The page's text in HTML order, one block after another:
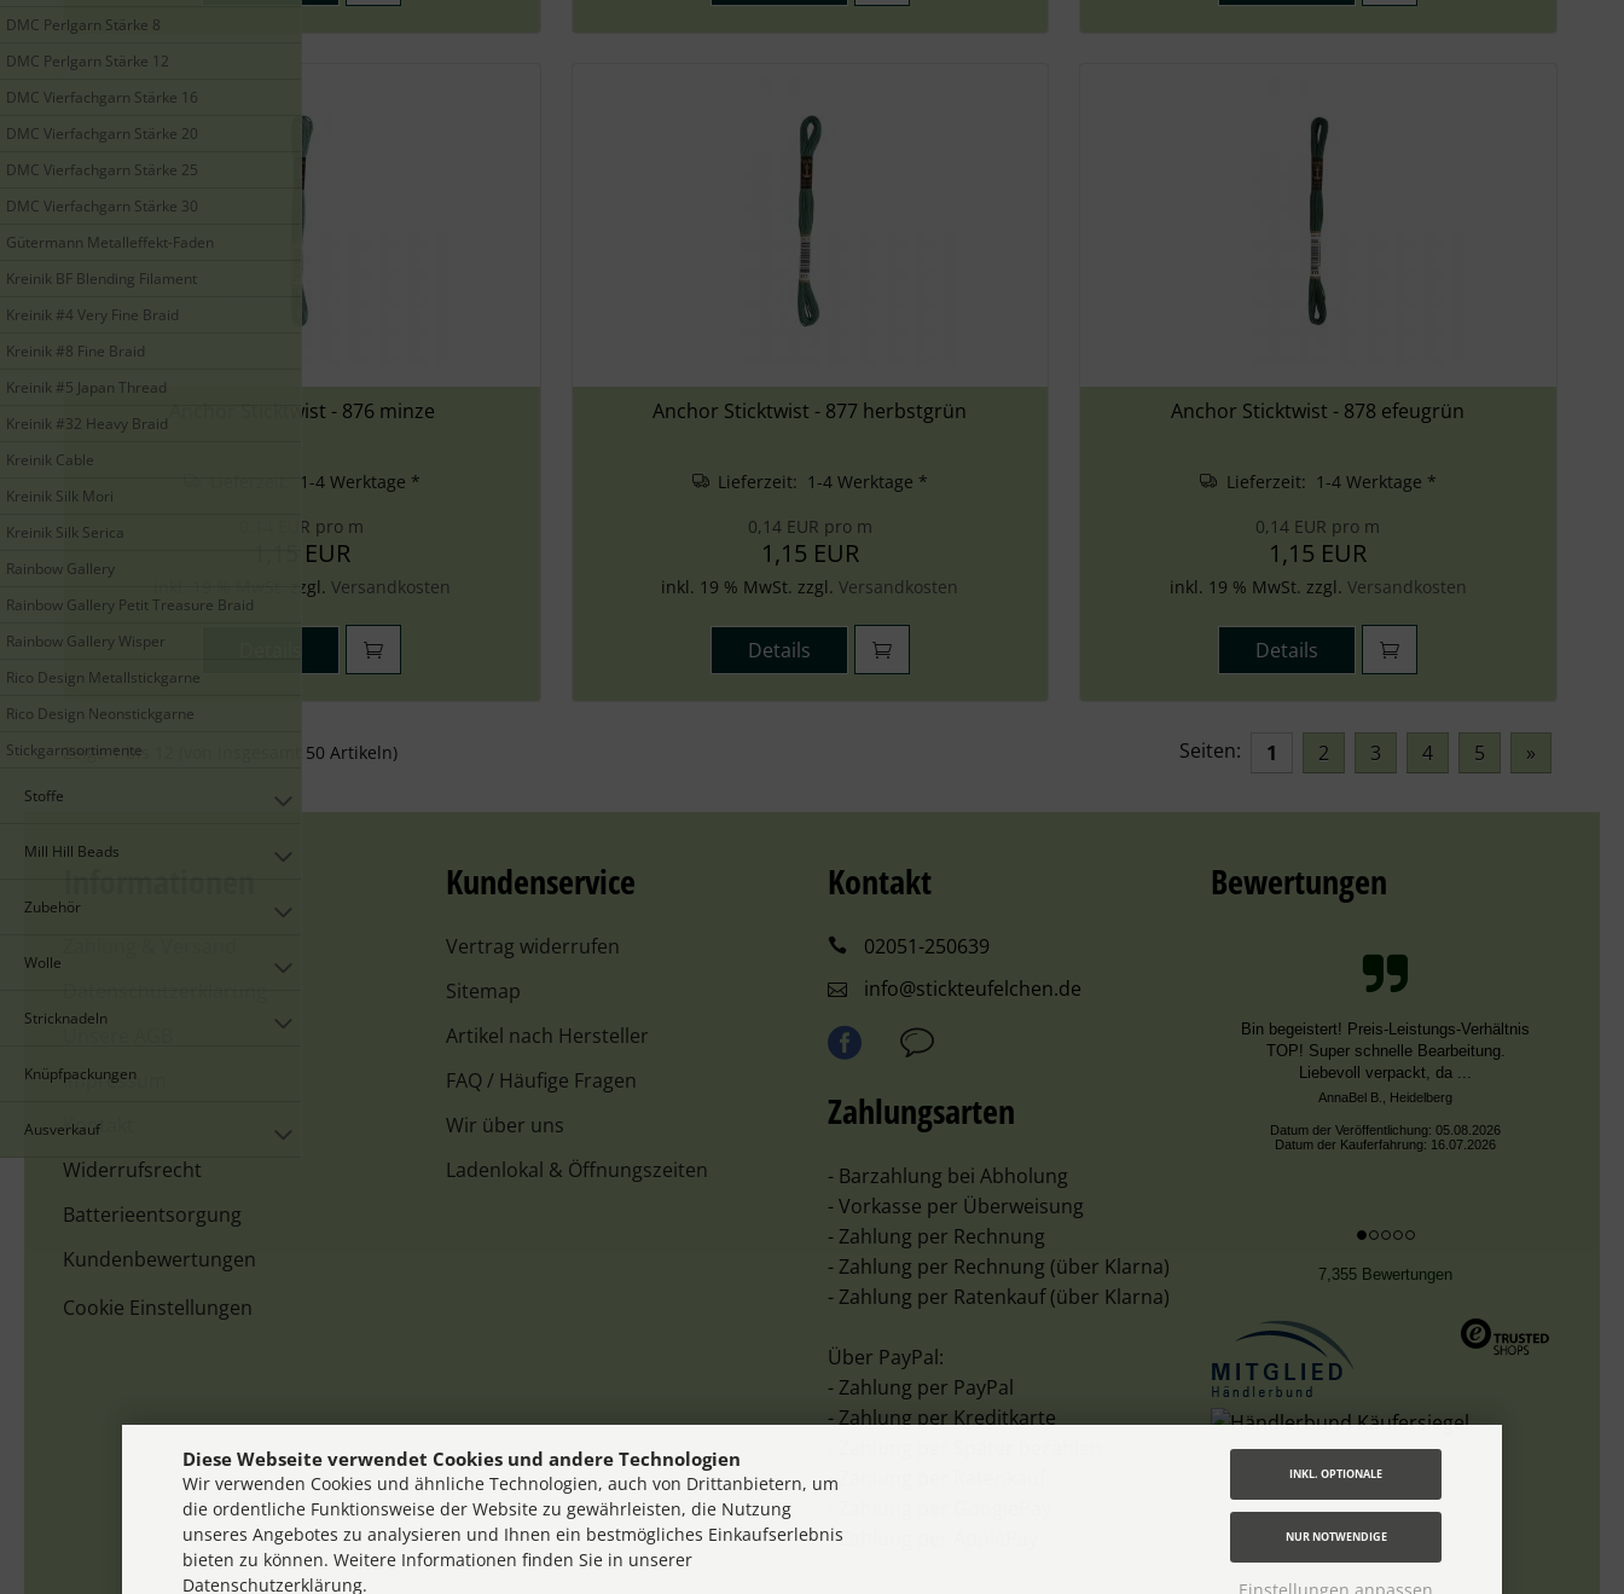
DMC Perlgarn Stärke 8
DMC Perlgarn Stärke 12
DMC Vierfachgarn Stärke 16
DMC Vierfachgarn Stärke 20
DMC Vierfachgarn Stärke 25
DMC Vierfachgarn Stärke 30
Gütermann Metalleffekt-Faden
Kreinik BF Blending Filament
Kreinik #4 Very Fine Braid
Kreinik #8 Fine Braid
Kreinik #5 Japan Thread
Kreinik #32 Heavy Braid
Kreinik Cable
Kreinik Silk Mori
Kreinik Silk Serica
Rainbow Gallery
Rainbow Gallery Petit Treasure Braid
Rainbow Gallery Wisper
Rico Design Metallstickgarne
Rico Design Neonstickgarne
Stickgarnsortimente
Stoffe
Mill Hill Beads
Zubehör
Wolle
Stricknadeln
Knüpfpackungen
Ausverkauf
Anchor Sticktwist - 876 minze
Lieferzeit: 1-4 Werktage *
0,14 EUR pro m
1,15 EUR
inkl. 19 % MwSt. zzgl. Versandkosten
Anchor Sticktwist - 877 herbstgrün
Lieferzeit: 1-4 Werktage *
0,14 EUR pro m
1,15 EUR
inkl. 19 % MwSt. zzgl.Versandkosten
Details
Anchor Sticktwist - 878 efeugrün
Lieferzeit: 1-4 Werktage *
0,14 EUR pro m
1,15 EUR
inkl. 19 % MwSt. zzgl. Versandkosten
Details
Zeige1bis 50 Artikeln) Seiten: 1 2 3 4 5 »
Impressum
Kontakt
Widerrufsrecht
Batterieentsorgung
Kundenbewertungen
Cookie Einstellungen
Kundenservice
Vertrag widerrufen
Sitemap
Artikel nach Hersteller
FAQ / Häufige Fragen
Wir über uns
Ladenlokal & Öffnungszeiten
Kontakt
02051-250639
info@stickteufelchen.de
Zahlungsarten
- Barzahlung bei Abholung
- Vorkasse per Überweisung
- Zahlung per Rechnung
- Zahlung per Rechnung (über Klarna)
- Zahlung per Ratenkauf (über Klarna)
Über PayPal:
- Zahlung per PayPal
- Zahlung per Kreditkarte
- Zahlung per Ratenkauf
- Zahlung per ApplePay
Bewertungen
Bin begeistert! Preis-Leistungs-Verhältnis
TOP! Super schnelle Bearbeitung.
Liebevoll verpackt, da ...
AnnaBel B., Heidelberg
Datum der Veröffentlichung: 05.08.2026
Datum der Kauferfahrung: 16.07.2026
7,355 Bewertungen
Diese Webseite verwendet Cookies und andere Technologien
Wir verwenden Cookies und ähnliche Technologien, auch von Drittanbietern, um
die ordentliche Funktionsweise der Website zu gewährleisten, die Nutzung
unseres Angebotes zu analysieren und Ihnen ein bestmögliches Einkaufserlebnis
bieten zu können. Weitere Informationen finden Sie in unserer
Datenschutzerklärung.
INKL. OPTIONALE
NUR NOTWENDIGE
Einstellungen anpassen